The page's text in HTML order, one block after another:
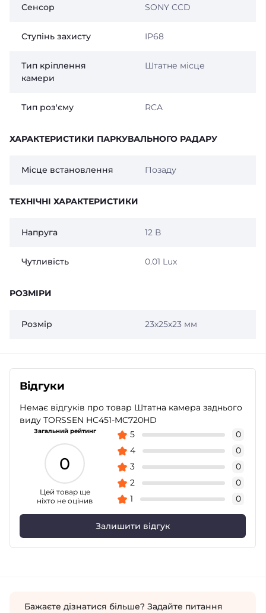
Сенсор SONY CCD
Ступінь захисту IP68
Тип кріплення
камери
Штатне місце
Тип роз'єму RCA
ХАРАКТЕРИСТИКИ ПАРКУВАЛЬНОГО РАДАРУ
Місце встановлення Позаду
ТЕХНІЧНІ ХАРАКТЕРИСТИКИ
Напруга 12 В
Чутливість 0.01 Lux
РОЗМІРИ
Розмір 23х25х23 мм
Відгуки
Немає відгуків про товар Штатна камера заднього
виду TORSSEN HC451-MC720HD
Загальний рейтинг
0
Цей товар ще
ніхто не оцінив
5
0
4
0
3
0
2
0
1
0
Залишити відгук
Бажаєте дізнатися більше? Задайте питання